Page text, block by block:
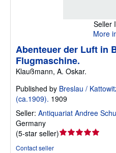
Seller
More
Abenteuer der Luft in
Flugmaschine.
Klaußmann, A. Oskar.
Published by Breslau /
(ca.1909). 1909
Seller: Antiquariat Andree
Germany
(5-star seller)Seller
Contact seller